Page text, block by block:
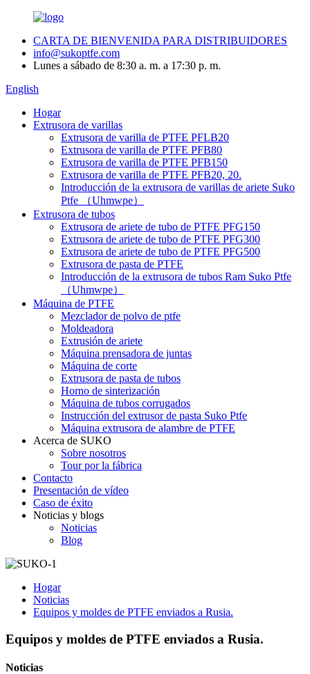
CARTA DE BIENVENIDA PARA DISTRIBUIDORES
info@sukoptfe.com
Lunes a sábado de 8:30 a. m. a 17:30 p. m.
English
Hogar
Extrusora de varillas
Extrusora de varilla de PTFE PFLB20
Extrusora de varilla de PTFE PFB80
Extrusora de varilla de PTFE PFB150
Extrusora de varilla de PTFE PFB20, 20.
Introducción de la extrusora de varillas de ariete Suko
Ptfe （Uhmwpe）
Extrusora de tubos
Extrusora de ariete de tubo de PTFE PFG150
Extrusora de ariete de tubo de PTFE PFG300
Extrusora de ariete de tubo de PTFE PFG500
Extrusora de pasta de PTFE
Introducción de la extrusora de tubos Ram Suko Ptfe
（Uhmwpe）
Máquina de PTFE
Mezclador de polvo de ptfe
Moldeadora
Extrusión de ariete
Máquina prensadora de juntas
Máquina de corte
Extrusora de pasta de tubos
Horno de sinterización
Máquina de tubos corrugados
Instrucción del extrusor de pasta Suko Ptfe
Máquina extrusora de alambre de PTFE
Acerca de SUKO
Sobre nosotros
Tour por la fábrica
Contacto
Presentación de vídeo
Caso de éxito
Noticias y blogs
Noticias
Blog
Hogar
Noticias
Equipos y moldes de PTFE enviados a Rusia.
Equipos y moldes de PTFE enviados a Rusia.
Noticias